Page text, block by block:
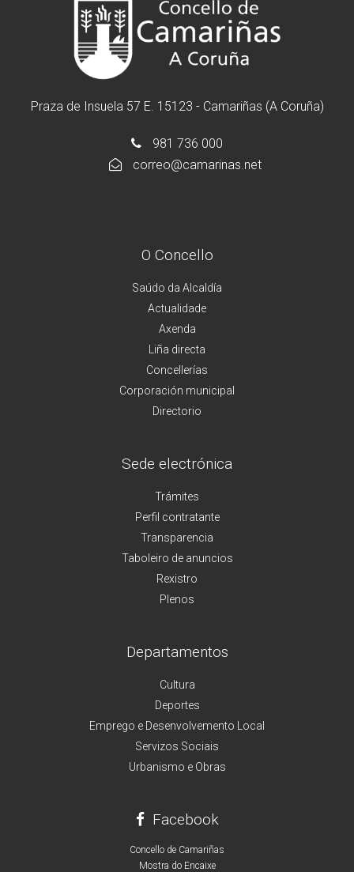
Praza de Insuela 57 E. 15123 - Camariñas (A Coruña)
981 736 000
correo@camarinas.net
O Concello
Saúdo da Alcaldía
Actualidade
Axenda
Liña directa
Concellerías
Corporación municipal
Directorio
Sede electrónica
Trámites
Perfil contratante
Transparencia
Taboleiro de anuncios
Rexistro
Plenos
Departamentos
Cultura
Deportes
Emprego e Desenvolvemento Local
Servizos Sociais
Urbanismo e Obras
Facebook
Concello de Camariñas
Mostra do Encaixe